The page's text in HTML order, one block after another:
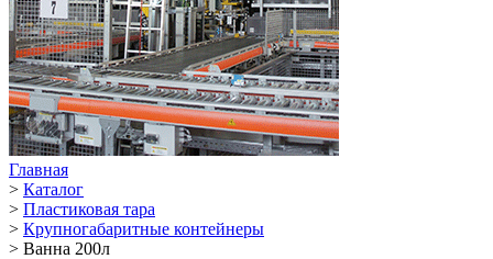
Главная
> Каталог
> Пластиковая тара
> Крупногабаритные контейнеры
> Ванна 200л